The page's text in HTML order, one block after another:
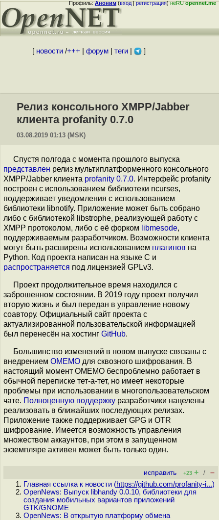
Профиль:Аноним(вход|регистрация)неRUopennet.me
[ новости/+++ форум| теги| ]
Релиз консольного XMPP/Jabber
клиента profanity 0.7.0
03.08.2019 01:13 (MSK)
Спустя полгода с момента прошлого выпуска
представлен релиз мультиплатформенного консольного
XMPP/Jabber клиента profanity 0.7.0. Интерфейс profanity
построен с использованием библиотеки ncurses,
поддерживает уведомления с использованием
библиотеки libnotify. Приложение может быть собрано
либо с библиотекой libstrophe, реализующей работу с
XMPP протоколом, либо с её форком libmesode,
поддерживаемым разработчиком. Возможности клиента
могут быть расширены использованием плагинов на
Python. Код проекта написан на языке C и
распространяется под лицензией GPLv3.
Проект продолжительное время находился с
заброшенном состоянии. В 2019 году проект получил
вторую жизнь и был передан в управление новому
соавтору. Официальный сайт проекта с
актуализированной пользовательской информацией
был перенесён на хостинг GitHub.
Большинство изменений в новом выпуске связаны с
внедрением OMEMO для сквозного шифрования. В
настоящий момент OMEMO беспроблемно работает в
обычной переписке тет-а-тет, но имеет некоторые
проблемы при использовании в многопользовательском
чате. Полноценную поддержку разработчики нацелены
реализовать в ближайших последующих релизах.
Приложение также поддерживает GPG и OTR
шифрование. Имеется возможность управления
множеством аккаунтов, при этом в запущенном
экземпляре активен может быть только один.
исправить +23 + / –
Главная ссылка к новости (https://github.com/profanity-i...)
OpenNews: Выпуск libhandy 0.0.10, библиотеки для
создания мобильных вариантов приложений
GTK/GNOME
OpenNews: В открытую платформу обмена